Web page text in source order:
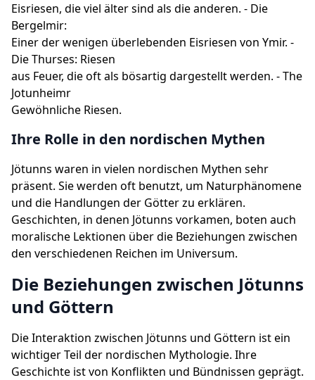
Eisriesen, die viel älter sind als die anderen. - Die
Bergelmir:
Einer der wenigen überlebenden Eisriesen von Ymir. -
Die Thurses: Riesen
aus Feuer, die oft als bösartig dargestellt werden. - The
Jotunheimr
Gewöhnliche Riesen.
Ihre Rolle in den nordischen Mythen
Jötunns waren in vielen nordischen Mythen sehr
präsent. Sie werden oft benutzt, um Naturphänomene
und die Handlungen der Götter zu erklären.
Geschichten, in denen Jötunns vorkamen, boten auch
moralische Lektionen über die Beziehungen zwischen
den verschiedenen Reichen im Universum.
Die Beziehungen zwischen Jötunns
und Göttern
Die Interaktion zwischen Jötunns und Göttern ist ein
wichtiger Teil der nordischen Mythologie. Ihre
Geschichte ist von Konflikten und Bündnissen geprägt.